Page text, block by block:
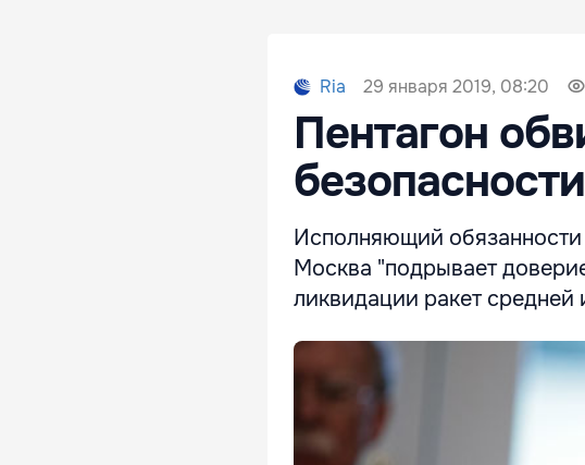
Ria 29 января 2019, 08:20
Пентагон
Исполняющий обязанности
Москва "подрывает
ликвидации ракет